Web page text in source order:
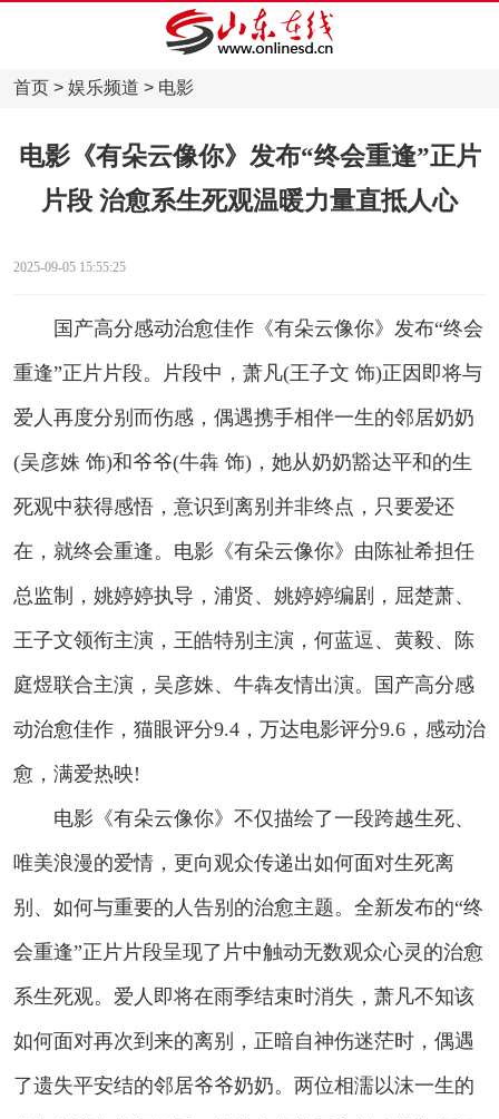
首页> 娱乐频道 > 电影
电影《有朵云像你》发布“终会重逢”正片
片段 治愈系生死观温暖力量直抵人心
2025-09-05 15:55:25
国产高分感动治愈佳作《有朵云像你》发布“终会
重逢”正片片段。片段中，萧凡(王子文 饰)正因即将与
爱人再度分别而伤感，偶遇携手相伴一生的邻居奶奶
(吴彦姝 饰)和爷爷(牛犇 饰)，她从奶奶豁达平和的生
死观中获得感悟，意识到离别并非终点，只要爱还
在，就终会重逢。电影《有朵云像你》由陈祉希担任
总监制，姚婷婷执导，浦贤、姚婷婷编剧，屈楚萧、
王子文领衔主演，王皓特别主演，何蓝逗、黄毅、陈
庭煜联合主演，吴彦姝、牛犇友情出演。国产高分感
动治愈佳作，猫眼评分9.4，万达电影评分9.6，感动治
愈，满爱热映!
电影《有朵云像你》不仅描绘了一段跨越生死、
唯美浪漫的爱情，更向观众传递出如何面对生死离
别、如何与重要的人告别的治愈主题。全新发布的“终
会重逢”正片片段呈现了片中触动无数观众心灵的治愈
系生死观。爱人即将在雨季结束时消失，萧凡不知该
如何面对再次到来的离别，正暗自神伤迷茫时，偶遇
了遗失平安结的邻居爷爷奶奶。两位相濡以沫一生的